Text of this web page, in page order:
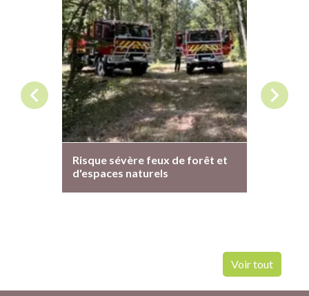
Risque sévère feux de forêt et
d'espaces naturels
chevron_left chevron_right
Voir tout